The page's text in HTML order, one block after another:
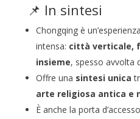
📌 In sintesi
Chongqing è
intensa: città verticale,
insieme, spesso avvolta
Offre una sintesi unica
arte religiosa antica e
È anche la porta